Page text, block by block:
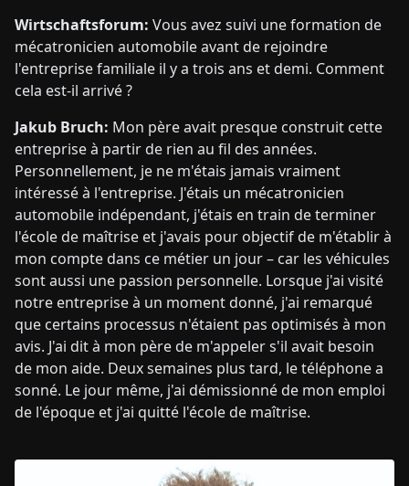
Wirtschaftsforum: Vous avez suivi une formation de
mécatronicien automobile avant de rejoindre
l'entreprise familiale il y a trois ans et demi. Comment
cela est-il arrivé ?
Jakub Bruch: Mon père avait presque construit cette
entreprise à partir de rien au fil des années.
Personnellement, je ne m'étais jamais vraiment
intéressé à l'entreprise. J'étais un mécatronicien
automobile indépendant, j'étais en train de terminer
l'école de maîtrise et j'avais pour objectif de m'établir à
mon compte dans ce métier un jour – car les véhicules
sont aussi une passion personnelle. Lorsque j'ai visité
notre entreprise à un moment donné, j'ai remarqué
que certains processus n'étaient pas optimisés à mon
avis. J'ai dit à mon père de m'appeler s'il avait besoin
de mon aide. Deux semaines plus tard, le téléphone a
sonné. Le jour même, j'ai démissionné de mon emploi
de l'époque et j'ai quitté l'école de maîtrise.